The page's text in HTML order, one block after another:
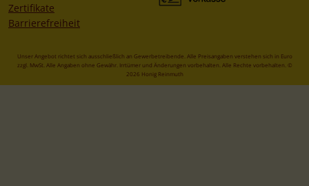
Zertifikate
Barrierefreiheit
Unser Angebot richtet sich ausschließlich an Gewerbetreibende. Alle Preisangaben verstehen sich in Euro
zzgl. MwSt. Alle Angaben ohne Gewähr. Irrtümer und Änderungen vorbehalten. Alle Rechte vorbehalten. ©
2026 Honig Reinmuth